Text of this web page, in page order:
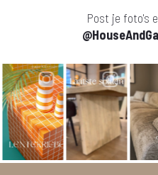
Post je foto's